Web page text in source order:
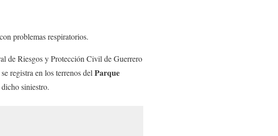
problemas respiratorios.
de Riesgos y Protección Civil de Guerrero
registra en los terrenos del Parque
siniestro.